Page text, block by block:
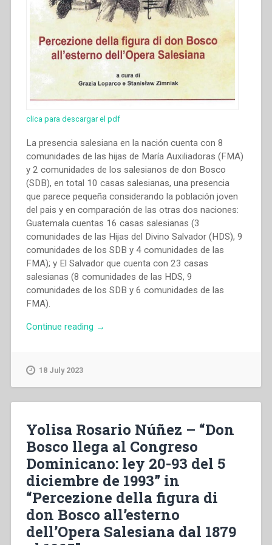
clica para descargar el pdf
La presencia salesiana en la nación cuenta con 8
comunidades de las hijas de María Auxiliadoras (FMA)
y 2 comunidades de los salesianos de don Bosco
(SDB), en total 10 casas salesianas, una presencia
que parece pequeña considerando la población joven
del pais y en comparación de las otras dos naciones:
Guatemala cuentas 16 casas salesianas (3
comunidades de las Hijas del Divino Salvador (HDS), 9
comunidades de los SDB y 4 comunidades de las
FMA); y El Salvador que cuenta con 23 casas
salesianas (8 comunidades de las HDS, 9
comunidades de los SDB y 6 comunidades de las
FMA).
Continue reading “María
en
Honduras:
su
presencia
mas
alla
de
las
casas
→
18 July 2023
Yolisa Rosario Núñez – “Don
Bosco llega al Congreso
Dominicano: ley 20-93 del 5
diciembre de 1993” in
“Percezione della figura di
don Bosco all’esterno
dell’Opera Salesiana dal 1879